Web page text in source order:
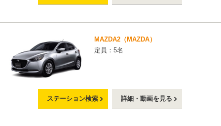
MAZDA2（MAZDA）
定員：5名
ステーション検索 詳細・動画を見る